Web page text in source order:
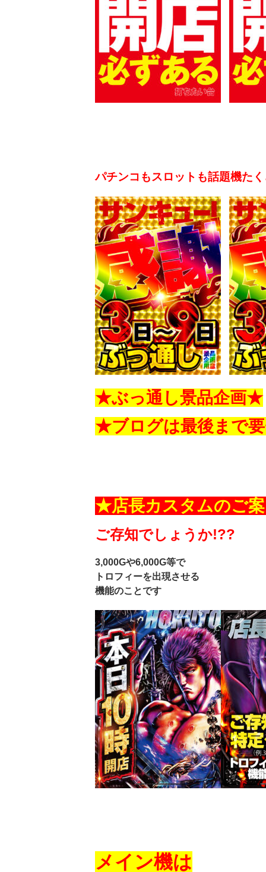
パチンコもスロットも話題機た
★ぶっ通し景品企画★
★ブログは最後まで
★店長カスタムのご
ご存知でしょうか!??
3,000Gや6,000G等で
トロフィーを出現させる
機能のことです
メイン機は